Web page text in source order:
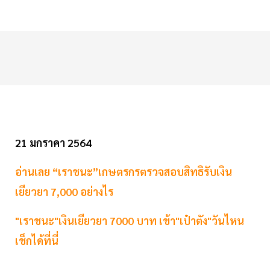
21 มกราคา 2564
อ่านเลย “เราชนะ”เกษตรกรตรวจสอบสิทธิรับเงิน
เยียวยา 7,000 อย่างไร
"เราชนะ"เงินเยียวยา 7000 บาท เข้า"เป๋าตัง"วันไหน
เช็กได้ที่นี่